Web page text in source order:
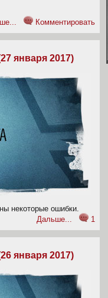
Комментировать
января 2017)
некоторые ошибки.
Дальше...
1
января 2017)